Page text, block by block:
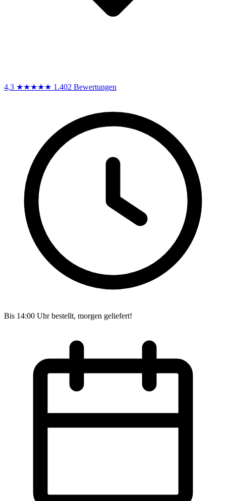
4,3 ★★★★★ 1.402 Bewertungen
Bis 14:00 Uhr bestellt, morgen geliefert!